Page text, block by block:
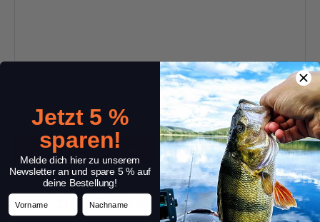
Frage zum Artikel
Jetzt 5 %
sparen!
Melde dich hier zu unserem
Newsletter an und spare 5 % auf
deine Bestellung!
Vorname Nachname